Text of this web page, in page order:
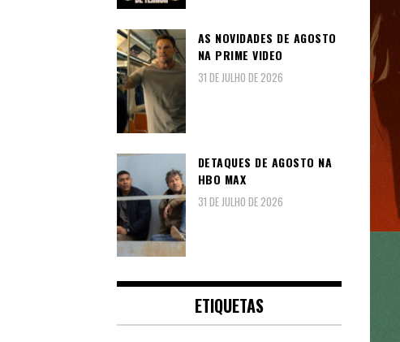
AS NOVIDADES DE AGOSTO
NA PRIME VIDEO
31 DE JULHO DE 2026
DETAQUES DE AGOSTO NA
HBO MAX
31 DE JULHO DE 2026
ETIQUETAS